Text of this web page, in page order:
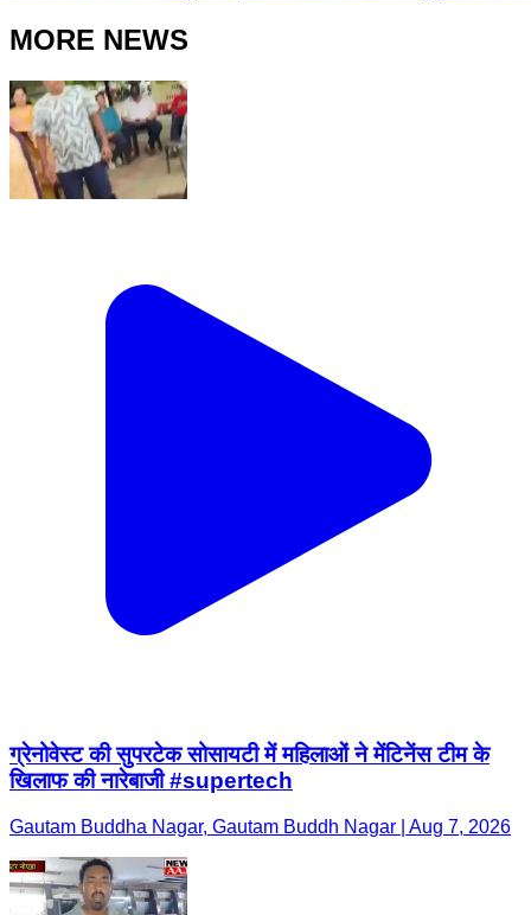
MORE NEWS
ग्रेनोवेस्ट की सुपरटेक सोसायटी में महिलाओं ने मेंटिनेंस टीम के
खिलाफ की नारेबाजी #supertech
Gautam Buddha Nagar, Gautam Buddh Nagar | Aug 7, 2026